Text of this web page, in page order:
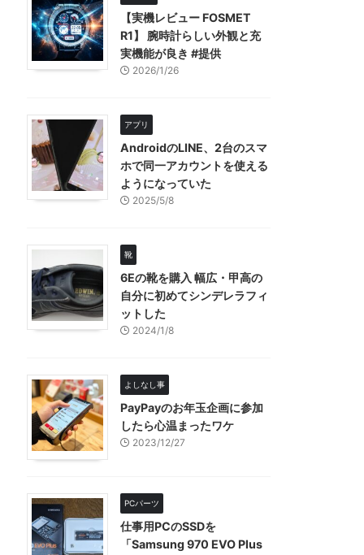
【実機レビュー FOSMET
R1】 腕時計らしい外観と充
実機能が良き #提供
2026/1/26
アプリ
AndroidのLINE、2台のスマ
ホで同一アカウントを使える
ようになっていた
2025/5/8
靴
6Eの靴を購入 幅広・甲高の
自分に初めてシンデレラフィ
ットした
2024/1/8
よしなし事
PayPayのお年玉企画に参加
したら心温まったワケ
2023/12/27
PCパーツ
仕事用PCのSSDを
「Samsung 970 EVO Plus